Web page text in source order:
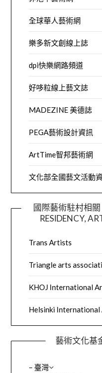
全球華人藝術網
樂多新文創線上誌
dpi快樂網路頻道
好哆粒線上藝文誌
MADEZINE 美德誌
PEGA藝術設計資訊
ArtTime智邦藝術網
文化部全國藝文活動
國際藝術駐村相
RESIDENCY,
Trans Artists
Triangle arts
KHOJ International
Helsinki
藝術文化基
– 臺灣